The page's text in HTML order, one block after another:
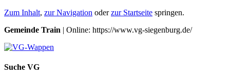
Zum Inhalt, zur Navigation oderzur Startseite springen.
Gemeinde Train | Online: https://www.vg-siegenburg.de/
Suche VG